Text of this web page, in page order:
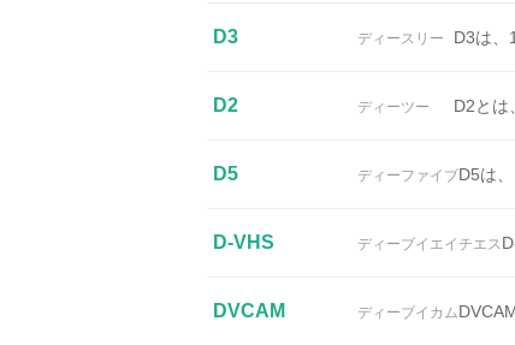
D3 ディースリー D3は、
D2 ディーツー D2とは
D5 ディーファイブD5は
D-VHS ディーブイエイチエス
DVCAM ディーブイカム